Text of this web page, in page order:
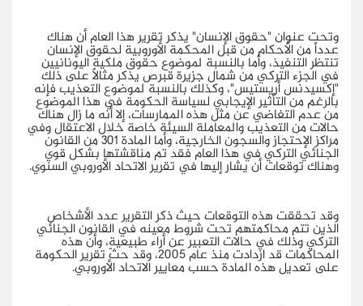
وتحت عنوان "حقوق الإنسان" يذكر تقرير هذا العام أن هناك
عدداً من الأحكام من قبل المحكمة الأوروبية لحقوق الإنسان
تنتظر التنفيذ، وأما بالنسبة لموضوع حقوق ملكية اليونانيين
في الجزء التركي من شمال جزيرة قبرص يذكر مثالاً على ذلك
"إكسيدنس أريستيس"، وكذلك بالنسبة لموضوع التعذيب فإنه
بالرغم من التأثير الإيجابي لسياسة الحكومة في هذا الموضوع
من عدم التغاضي عن مثل هذه الممارسات، إلا أنه ما زال هناك
حالات من التعذيب والمعاملة السيئة خاصة خلال الاعتقال وفي
مراكز الإحتجاز والسجون الخارجية، وأما المادة 301 من القانون
الجنائي التركي في هذا العام فقد تم مناقشتها بشكل قوي
وهناك توقعات أن يشار إليها في تقرير الاتحاد الأوروبي السنوي.
وقد تحققت هذه التوقعات حيث ذكر التقرير عدد الأشخاص
الذين تتم محاكمتهم تحت شروط معينه في القانون الجنائي
التركي وذلك في حالات التعبير عن أراء طبيعية، وأن هذه
المحاكمات قد ازدادت منذ عام 2005، وقد حثّ تقرير الحكومة
على تعديل هذه المادة حسب معايير الاتحاد الأوروبي.